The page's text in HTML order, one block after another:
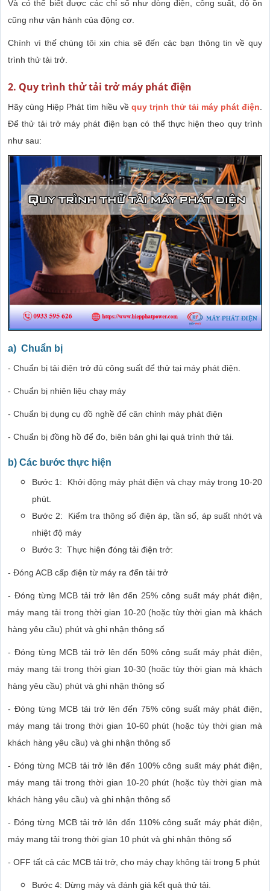
Và có thể biết được các chỉ số như dòng điện, công suất, độ ồn
cũng như vận hành của động cơ.
Chính vì thế chúng tôi xin chia sẽ đến các bạn thông tin về quy
trình thử tải trở.
2. Quy trình thử tải trở máy phát điện
Hãy cùng Hiệp Phát tìm hiều vềquy trịnh thử tải máy phát điện
Để thử tải trở máy phát điện bạn có thể thực hiện theo quy trình
như sau:
a) Chuẩn bị
- Chuẩn bị tải điện trở đủ công suất để thử tại máy phát điện.
- Chuẩn bị nhiên liệu chạy máy
- Chuẩn bị dụng cụ đồ nghề để cân chỉnh máy phát điện
- Chuẩn bị đồng hồ để đo, biên bản ghi lại quá trình thử tải.
b) Các bước thực hiện
Bước 1: Khởi động máy phát điện và chạy máy trong 10-20
phút.
Bước 2: Kiểm tra thông số điện áp, tần số, áp suất nhớt và
nhiệt độ máy
Bước 3: Thực hiện đóng tải điện trở:
- Đóng ACB cấp điện từ máy ra đến tải trở
- Đóng từng MCB tải trở lên đến 25% công suất máy phát điện,
máy mang tải trong thời gian 10-20 (hoặc tùy thời gian mà khách
hàng yêu cầu) phút và ghi nhận thông số
- Đóng từng MCB tải trở lên đến 50% công suất máy phát điện,
máy mang tải trong thời gian 10-30 (hoặc tùy thời gian mà khách
hàng yêu cầu) phút và ghi nhận thông số
- Đóng từng MCB tải trở lên đến 75% công suất máy phát điện,
máy mang tải trong thời gian 10-60 phút (hoặc tùy thời gian mà
khách hàng yêu cầu) và ghi nhận thông số
- Đóng từng MCB tải trở lên đến 100% công suất máy phát điện,
máy mang tải trong thời gian 10-20 phút (hoặc tùy thời gian mà
khách hàng yêu cầu) và ghi nhận thông số
- Đóng từng MCB tải trở lên đến 110% công suất máy phát điện,
máy mang tải trong thời gian 10 phút và ghi nhận thông số
- OFF tất cả các MCB tải trở, cho máy chạy không tải trong 5 phút
Bước 4: Dừng máy và đánh giá kết quả thử tải.